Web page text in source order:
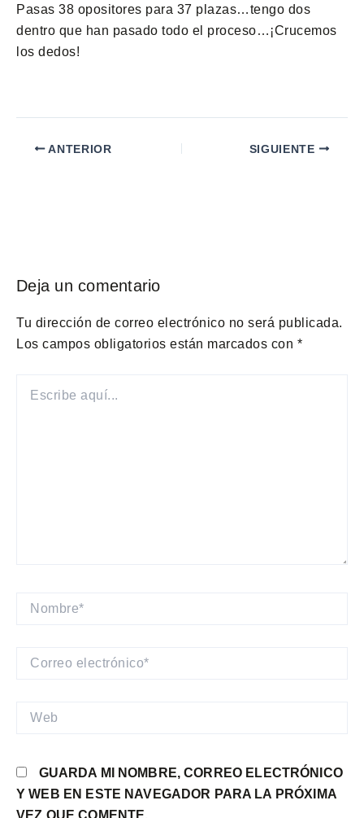
Pasas 38 opositores para 37 plazas…tengo dos
dentro que han pasado todo el proceso…¡Crucemos
los dedos!
ANTERIOR SIGUIENTE
Deja un comentario
Tu dirección de correo electrónico no será publicada.
Los campos obligatorios están marcados con *
AQUÍ...
NOMBRE*
CORREO
WEB
GUARDA MI NOMBRE, CORREO ELECTRÓNICO
Y WEB EN ESTE NAVEGADOR PARA LA PRÓXIMA
VEZ QUE COMENTE.